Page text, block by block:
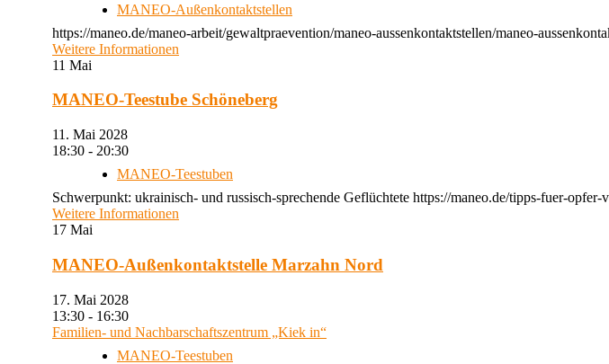
MANEO-Außenkontaktstellen
https://maneo.de/maneo-arbeit/gewaltpraevention/maneo-aussenkontaktstellen/maneo-
Weitere Informationen
11 Mai
MANEO-Teestube Schöneberg
11. Mai 2028
18:30 - 20:30
MANEO-Teestuben
Schwerpunkt: ukrainisch- und russisch-sprechende Geflüchtete https://maneo.de/tipps-fuer-
Weitere Informationen
17 Mai
MANEO-Außenkontaktstelle Marzahn Nord
17. Mai 2028
13:30 - 16:30
Familien- und Nachbarschaftszentrum „Kiek in“
MANEO-Teestuben